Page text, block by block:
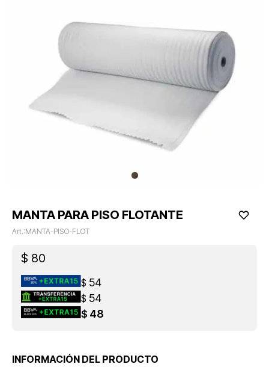
MANTA PARA PISO FLOTANTE
MANTA-PISO-FLOT
$ 80
$ 54
$ 54
$ 48
INFORMACIÓN DEL PRODUCTO